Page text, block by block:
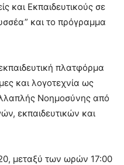
και Εκπαιδευτικούς σε
και το πρόγραμμα
πλατφόρμα
και λογοτεχνία ως
Νοημοσύνης από
εκπαιδευτικών και
μεταξύ των ωρών 17:00